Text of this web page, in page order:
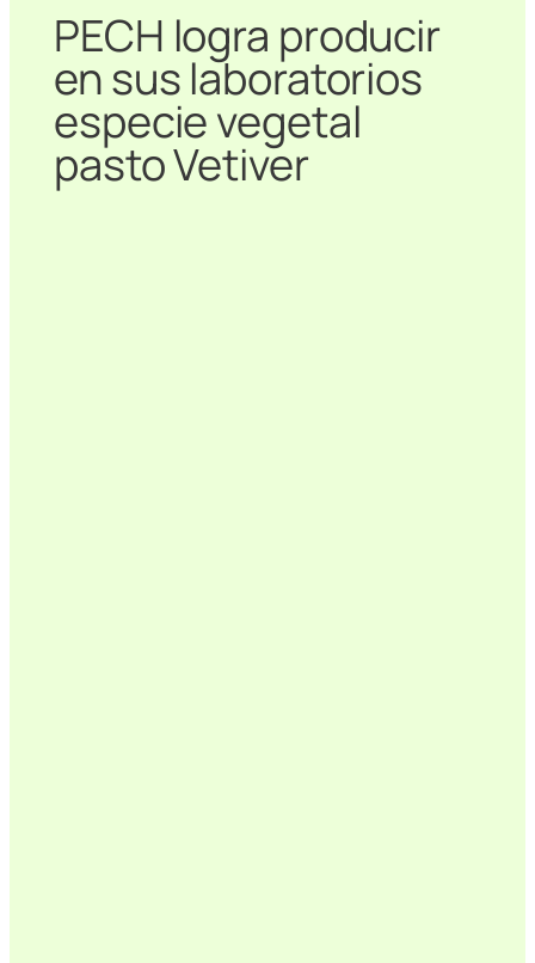
PECH logra producir
en sus laboratorios
especie vegetal
pasto Vetiver